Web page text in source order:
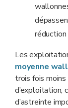
Les
moyenne
trois fois
d’exploitation,
d’astreinte